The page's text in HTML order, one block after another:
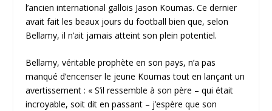
l’ancien international gallois Jason Koumas. Ce dernier
avait fait les beaux jours du football bien que, selon
Bellamy, il n’ait jamais atteint son plein potentiel.
Bellamy, véritable prophète en son pays, n’a pas
manqué d’encenser le jeune Koumas tout en lançant un
avertissement : « S’il ressemble à son père – qui était
incroyable, soit dit en passant – j’espère que son